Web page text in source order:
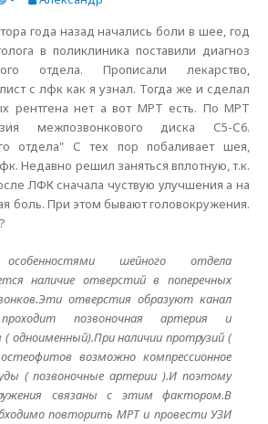
года назад начались боли в шее, год
в поликлиника поставили диагноз
отдела. Прописали лекарство,
с лфк как я узнал. Тогда же и сделал
рентгена нет а вот МРТ есть. По МРТ
межпозвонкового диска С5-С6.
отдела" С тех пор побаливает шея,
Недавно решил заняться вплотную, т.к.
ЛФК сначала чуствую улучшения а на
боль. При этом бывают головокружения.
особенностями шейного отдела
наличие отверстий в поперечных
отверстия образуют канал
позвоночная артерия и
( одноименный).При наличии протрузий (
возможно компрессионное
( позвоночные артерии ).И поэтому
связаны с этим фактором.В
повторить МРТ и провести УЗИ